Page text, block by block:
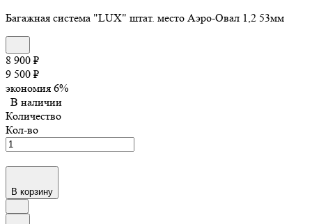
Багажная система "LUX" штат. место Аэро-Овал 1,2 53мм
8 900 ₽
9 500 ₽
экономия 6%
В наличии
Количество
Кол-во
В корзину